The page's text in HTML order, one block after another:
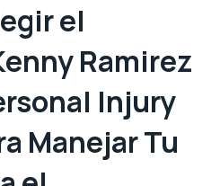
el
Ramirez
Injury
Manejar Tu